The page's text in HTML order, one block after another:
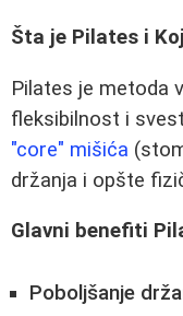
Šta je Pilates i
Pilates je metoda
fleksibilnost i
"core" mišića
držanja i opšte
Glavni benefiti
Poboljšanje